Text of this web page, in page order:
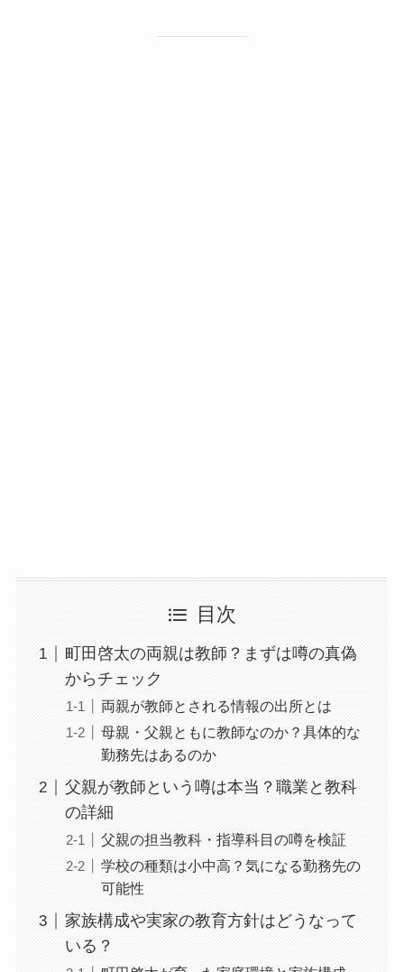
目次
町田啓太の両親は教師？まずは噂の真偽
からチェック
両親が教師とされる情報の出所とは
母親・父親ともに教師なのか？具体的な
勤務先はあるのか
父親が教師という噂は本当？職業と教科
の詳細
父親の担当教科・指導科目の噂を検証
学校の種類は小中高？気になる勤務先の
可能性
家族構成や実家の教育方針はどうなって
いる？